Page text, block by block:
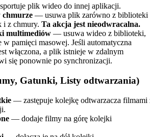
plik wideo do innej aplikacji.
chmurze — usuwa plik zarówno z biblioteki
i z chmury. Ta akcja jest nieodwracalna.
multimediów — usuwa wideo z biblioteki,
w pamięci masowej. Jeśli automatyczna
włączona, a plik istnieje w zdalnym
się ponownie po synchronizacji.
Gatunki, Listy odtwarzania)
— zastępuje kolejkę odtwarzacza filmami
— dodaje filmy na górę kolejki